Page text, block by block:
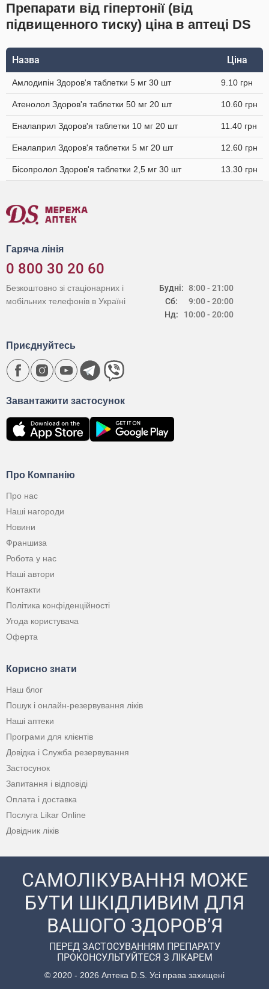
Препарати від гіпертонії (від
підвищенного тиску) ціна в аптеці DS
Назва Ціна
Амлодипін Здоров'я таблетки 5 мг 30 шт 9.10 грн
Атенолол Здоров'я таблетки 50 мг 20 шт 10.60 грн
Еналаприл Здоров'я таблетки 10 мг 20 шт 11.40 грн
Еналаприл Здоров'я таблетки 5 мг 20 шт 12.60 грн
Бісопролол Здоров'я таблетки 2,5 мг 30 шт 13.30 грн
Гаряча лінія
0 800 30 20 60
Будні:
Сб:
Нд:
8:00 - 21:00
9:00 - 20:00
10:00 - 20:00
Безкоштовно зі стаціонарних і
мобільних телефонів в Україні
Про Компанію
Про нас
Наші нагороди
Новини
Франшиза
Робота у нас
Наші автори
Контакти
Політика конфіденційності
Угода користувача
Оферта
Корисно знати
Наш блог
Пошук і онлайн-резервування ліків
Наші аптеки
Програми для клієнтів
Довідка і Служба резервування
Застосунок
Запитання і відповіді
Оплата і доставка
Послуга Likar Online
Довідник ліків
Завантажити застосунок
Приєднуйтесь
САМОЛІКУВАННЯ МОЖЕ
БУТИ ШКІДЛИВИМ ДЛЯ
ВАШОГО ЗДОРОВ’Я
ПЕРЕД ЗАСТОСУВАННЯМ ПРЕПАРАТУ
ПРОКОНСУЛЬТУЙТЕСЯ З ЛІКАРЕМ
© 2020 - 2026 Аптека D.S. Усі права захищені